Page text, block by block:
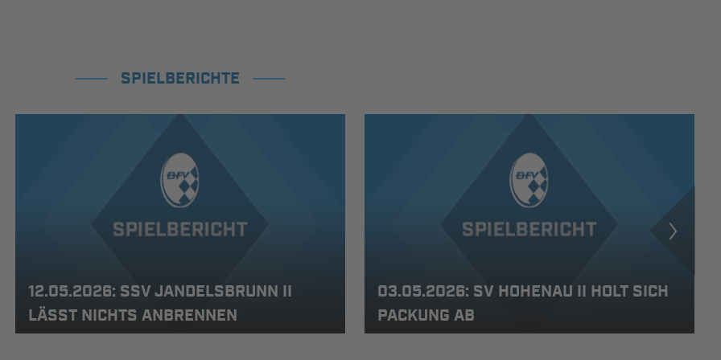
SPIELBERICHTE
12.05.2026: SSV JANDELSBRUNN II
LÄSST NICHTS ANBRENNEN
03.05.2026: SV HOHENAU II HOLT SICH
PACKUNG AB